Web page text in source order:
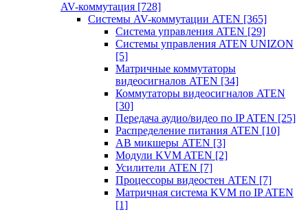
AV-коммутация [728]
Системы AV-коммутации ATEN [365]
Система управления ATEN [29]
Системы управления ATEN UNIZON
[5]
Матричные коммутаторы
видеосигналов ATEN [34]
Коммутаторы видеосигналов ATEN
[30]
Передача аудио/видео по IP ATEN [25]
Распределение питания ATEN [10]
АВ микшеры ATEN [3]
Модули KVM ATEN [2]
Усилители ATEN [7]
Процессоры видеостен ATEN [7]
Матричная система KVM по IP ATEN
[1]